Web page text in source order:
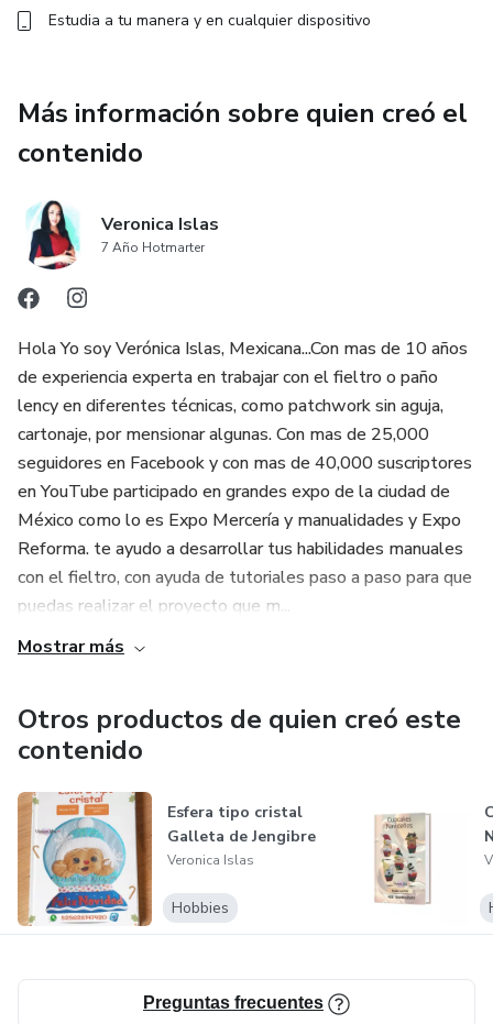
Estudia a tu manera y en cualquier dispositivo
Más información sobre quien creó el
contenido
Veronica Islas
7 Año Hotmarter
Hola Yo soy Verónica Islas, Mexicana...Con mas de 10 años
de experiencia experta en trabajar con el fieltro o paño
lency en diferentes técnicas, como patchwork sin aguja,
cartonaje, por mensionar algunas. Con mas de 25,000
seguidores en Facebook y con mas de 40,000 suscriptores
en YouTube participado en grandes expo de la ciudad de
México como lo es Expo Mercería y manualidades y Expo
Reforma. te ayudo a desarrollar tus habilidades manuales
con el fieltro, con ayuda de tutoriales paso a paso para que
puedas realizar el proyecto que m...
Mostrar más
Otros productos de quien creó este
contenido
Esfera tipo cristal
Galleta de Jengibre
Veronica Islas
Hobbies
Preguntas frecuentes